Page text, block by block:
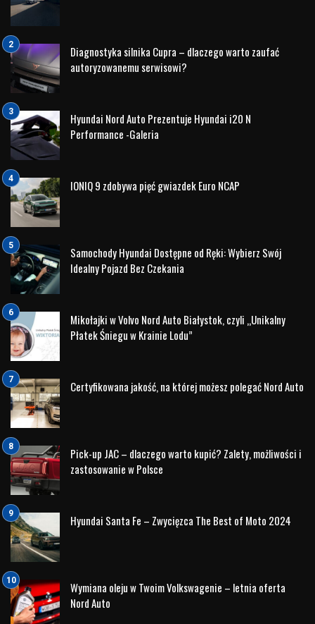
Diagnostyka silnika Cupra – dlaczego warto zaufać
autoryzowanemu serwisowi?
Hyundai Nord Auto Prezentuje Hyundai i20 N
Performance -Galeria
IONIQ 9 zdobywa pięć gwiazdek Euro NCAP
Samochody Hyundai Dostępne od Ręki: Wybierz Swój
Idealny Pojazd Bez Czekania
Mikołajki w Volvo Nord Auto Białystok, czyli „Unikalny
Płatek Śniegu w Krainie Lodu”
Certyfikowana jakość, na której możesz polegać Nord Auto
Pick-up JAC – dlaczego warto kupić? Zalety, możliwości i
zastosowanie w Polsce
Hyundai Santa Fe – Zwycięzca The Best of Moto 2024
Wymiana oleju w Twoim Volkswagenie – letnia oferta
Nord Auto